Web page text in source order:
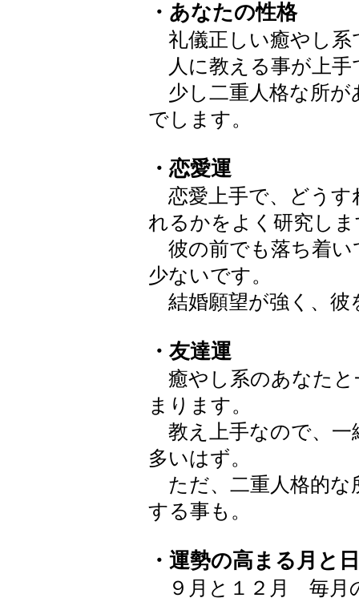
・あなたの性格
礼儀正しい癒やし系
人に教える事が上手
少し二重人格な所が
でします。
・恋愛運
恋愛上手で、どうす
れるかをよく研究し
彼の前でも落ち着い
少ないです。
結婚願望が強く、彼
・友達運
癒やし系のあなたと
まります。
教え上手なので、一
多いはず。
ただ、二重人格的な
する事も。
・運勢の高まる月と
９月と１２月 毎月